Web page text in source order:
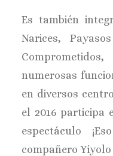
Es también
Narices,
numerosas
en diversos
el 2016 participa
espectáculo
compañero